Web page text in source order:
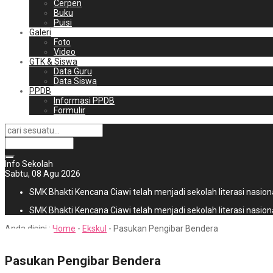
Cerpen
Buku
Puisi
Galeri
Foto
Video
GTK & Siswa
Data Guru
Data Siswa
PPDB
Informasi PPDB
Formulir
Info Sekolah
Sabtu, 08 Agu 2026
SMK Bhakti Kencana Ciawi telah menjadi sekolah literasi
SMK Bhakti Kencana Ciawi telah menjadi sekolah literasi
Anda disini : Home - Ekskul - Pasukan Pengibar Bendera
Pasukan Pengibar Bendera